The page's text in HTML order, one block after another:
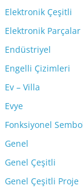
Elektronik Çeşitli
Elektronik Parçalar
Endüstriyel
Engelli Çizimleri
Ev – Villa
Evye
Fonksiyonel
Genel
Genel Çeşitli
Genel Çeşitli Proje